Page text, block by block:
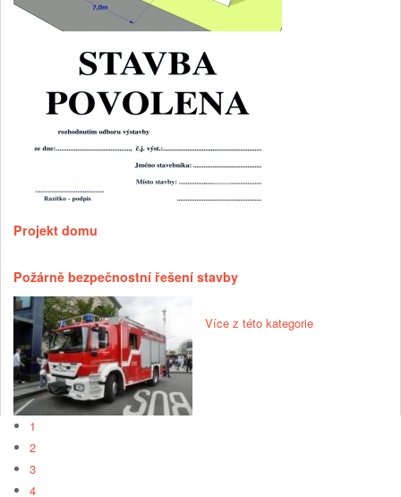
Projekt domu
Požárně bezpečnostní řešení stavby
Více z této kategorie
1
2
3
4